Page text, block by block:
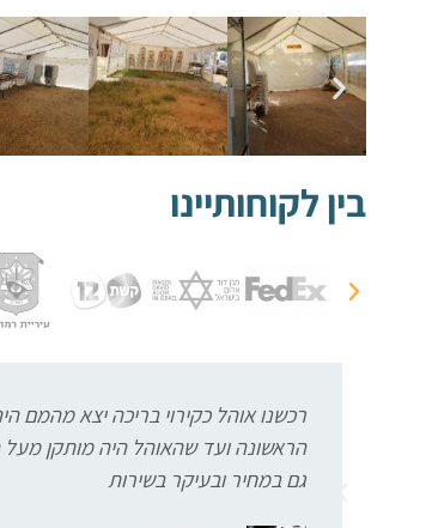
בין לקוחותיינו
רכשנו אוהל כקירוי בריכה יצא מהמם
הראשונה ועד שהאוהל היה מותקן
גם במחיר ובעיקר בשירות